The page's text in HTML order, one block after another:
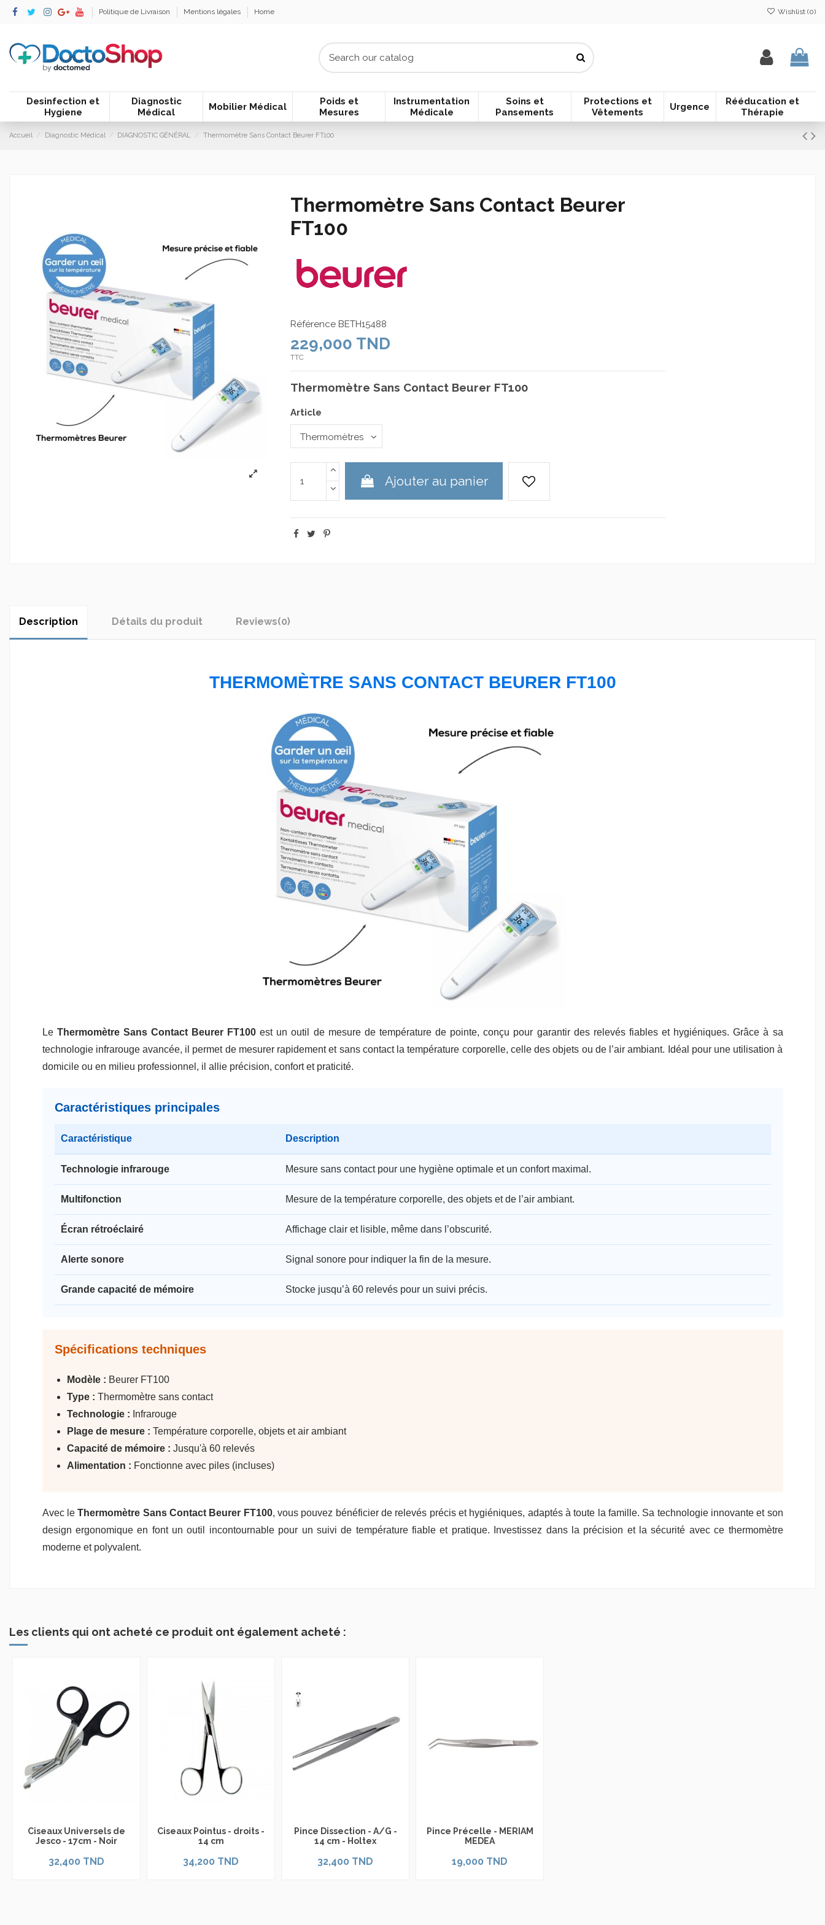
Politique de Livraison Mentions légales Home Wishlist (0)
Desinfection et
Hygiene
Diagnostic
Médical
Mobilier Médical
Poids et
Mesures
Instrumentation
Médicale
Soins et
Pansements
Protections et
Vêtements
Urgence
Rééducation et
Thérapie
Accueil Diagnostic Médical DIAGNOSTIC GÉNÉRAL Thermomètre Sans Contact Beurer FT100
Thermomètre Sans Contact Beurer
FT100
Référence BETH15488
229,000 TND
TTC
Thermomètre Sans Contact Beurer FT100
Article
Ajouter au panier
Description Détails du produit Reviews(0)
THERMOMÈTRE SANS CONTACT BEURER FT100
Le Thermomètre Sans Contact Beurer FT100 est un outil de mesure de température de pointe, conçu pour garantir des relevés fiables et hygiéniques. Grâce à sa
technologie infrarouge avancée, il permet de mesurer rapidement et sans contact la température corporelle, celle des objets ou de l’air ambiant. Idéal pour une utilisation à
domicile ou en milieu professionnel, il allie précision, confort et praticité.
Caractéristiques principales
Caractéristique Description
Technologie infrarouge Mesure sans contact pour une hygiène optimale et un confort maximal.
Multifonction Mesure de la température corporelle, des objets et de l’air ambiant.
Écran rétroéclairé Affichage clair et lisible, même dans l’obscurité.
Alerte sonore Signal sonore pour indiquer la fin de la mesure.
Grande capacité de mémoire Stocke jusqu’à 60 relevés pour un suivi précis.
Spécifications techniques
Modèle : Beurer FT100
Type : Thermomètre sans contact
Technologie : Infrarouge
Plage de mesure : Température corporelle, objets et air ambiant
Capacité de mémoire : Jusqu'à 60 relevés
Alimentation : Fonctionne avec piles (incluses)
Avec leThermomètre Sans Contact Beurer FT100, vous pouvez bénéficier de relevés précis et hygiéniques, adaptés à toute la famille. Sa technologie innovante et son
design ergonomique en font un outil incontournable pour un suivi de température fiable et pratique. Investissez dans la précision et la sécurité avec ce thermomètre
moderne et polyvalent.
Les clients qui ont acheté ce produit ont également acheté :
Ciseaux Universels de
Jesco - 17cm - Noir
32,400 TND
Ciseaux Pointus - droits -
14 cm
34,200 TND
Pince Dissection - A/G -
14 cm - Holtex
32,400 TND
Pince Précelle - MERIAM
MEDEA
19,000 TND